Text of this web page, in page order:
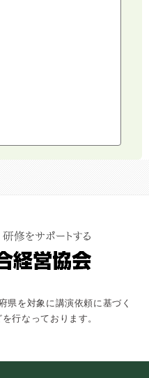
方
県を対象に講演依頼に基づく
行なっております。